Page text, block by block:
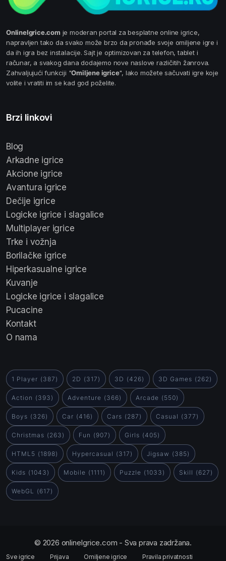
OnlineIgrice.com je moderan portal za besplatne online igrice,
napravljen tako da svako može brzo da pronađe svoje omiljene igre i
da ih igra bez instalacije. Sajt je optimizovan za telefon, tablet i
računar, a svakog dana dodajemo nove naslove različitih žanrova.
Zahvaljujući funkciji "Omiljene igrice", lako možete sačuvati igre koje
volite i vratiti im se kad god poželite.
Brzi linkovi
Blog
Arkadne igrice
Akcione igrice
Avantura igrice
Dečije igrice
Logicke igrice i slagalice
Multiplayer igrice
Trke i vožnja
Borilačke igrice
Hiperkasualne igrice
Kuvanje
Logicke igrice i slagalice
Pucacine
Kontakt
O nama
1 Player (387) 2D (317) 3D (426) 3D Games (262)
Action (393) Adventure (366) Arcade (550)
Boys (326) Car (416) Cars (287) Casual (377)
Christmas (263) Fun (907) Girls (405)
HTML5 (1898) Hypercasual (317) Jigsaw (385)
Kids (1043) Mobile (1111) Puzzle (1033) Skill (627)
WebGL (617)
© 2026 onlineIgrice.com - Sva prava zadržana.
Sve igrice Prijava Omiljene igrice
Pravila privatnosti